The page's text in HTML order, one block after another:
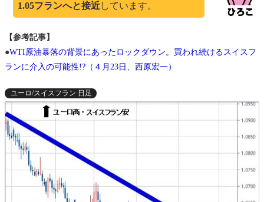
1.05フランへと接近しています。
【参考記事】
●WTI原油暴落の背景にあったロックダウン。買われ続けるスイスフ
ランに介入の可能性!?（４月23日、西原宏一）
ユーロ/スイスフラン 日足